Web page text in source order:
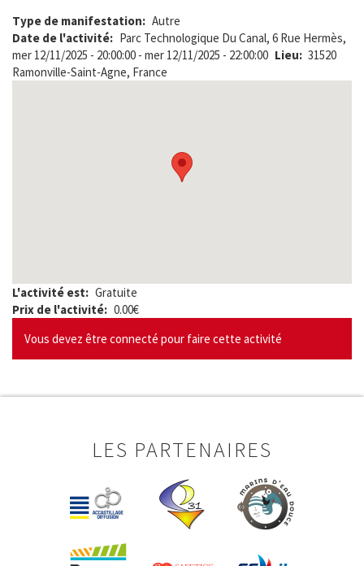
Type de manifestation
Autre
Date de l'activité
mer 12/11/2025 - 20:00:00 - mer 12/11/2025 - 22:00:00 Lieu
Parc Technologique Du Canal, 6 Rue Hermès,
31520
Ramonville-Saint-Agne, France
L'activité est
Gratuite
Prix de l'activité
0.00€
Vous devez être connecté pour faire cette activité
LES PARTENAIRES